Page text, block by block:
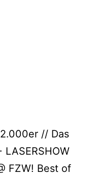
2.000er // Das
LASERSHOW
FZW! Best of